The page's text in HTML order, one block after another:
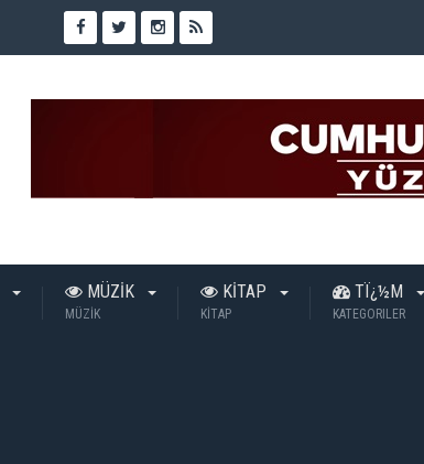
MÜZİK
MÜZİK
KİTAP
KİTAP
TÏ¿½M
KATEGORILER